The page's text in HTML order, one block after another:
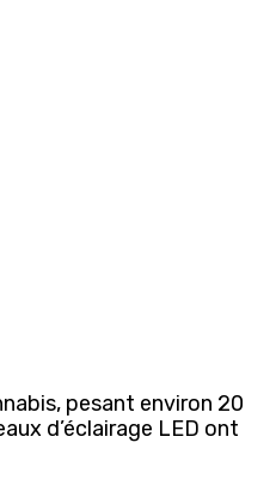
pesant environ 20
d’éclairage LED ont